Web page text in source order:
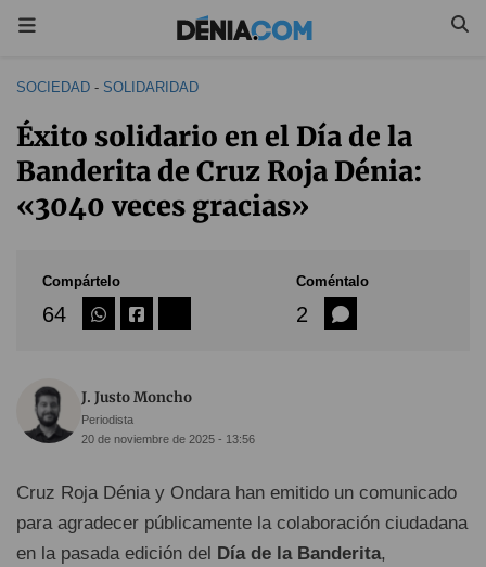
SOCIEDAD - SOLIDARIDAD
Éxito solidario en el Día de la
Banderita de Cruz Roja Dénia:
«3040 veces gracias»
Compártelo
64
Coméntalo
2
J. Justo Moncho
Periodista
20 de noviembre de 2025 - 13:56
Cruz Roja Dénia y Ondara han emitido un comunicado
para agradecer públicamente la colaboración ciudadana
en la pasada edición del Día de la Banderita,